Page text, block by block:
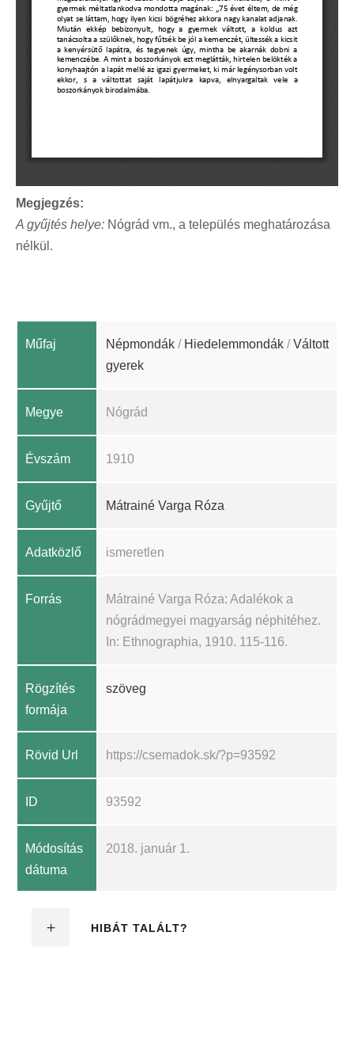
Megjegzés:
A gyűjtés helye: Nógrád vm., a település meghatározása
nélkül.
Műfaj Népmondák / Hiedelemmondák /Váltott
gyerek
Megye Nógrád
Évszám 1910
Gyűjtő Mátrainé Varga Róza
Adatközlő ismeretlen
Forrás
Mátrainé Varga Róza: Adalékok a
nógrádmegyei magyarság néphitéhez.
In: Ethnographia, 1910. 115-116.
Rögzítés
formája
szöveg
Rövid Url https://csemadok.sk/?p=93592
ID 93592
Módosítás
dátuma
2018. január 1.
HIBÁT TALÁLT?